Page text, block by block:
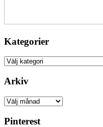
Kategorier
Kategorier
Arkiv
Arkiv
Pinterest